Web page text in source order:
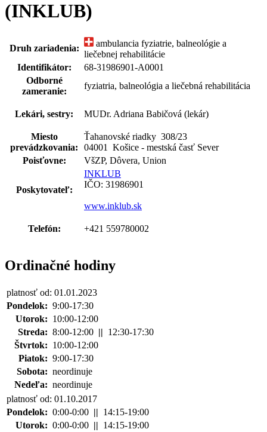
(INKLUB)
Druh zariadenia:
ambulancia fyziatrie, balneológie a
liečebnej rehabilitácie
Identifikátor:
68-31986901-A0001
Odborné
zameranie:
fyziatria, balneológia a liečebná rehabilitácia
Lekári, sestry: MUDr. Adriana Babičová (lekár)
Miesto
prevádzkovania:
Ťahanovské riadky 308/23
04001 Košice - mestská časť Sever
Poisťovne:
VšZP, Dôvera, Union
Poskytovateľ:
INKLUB
IČO: 31986901
www.inklub.sk
Telefón: +421 559780002
Ordinačné hodiny
platnosť od: 01.01.2023
Pondelok: 9:00-17:30
Utorok: 10:00-12:00
Streda: 8:00-12:00 || 12:30-17:30
Štvrtok: 10:00-12:00
Piatok: 9:00-17:30
Sobota: neordinuje
Nedeľa: neordinuje
platnosť od: 01.10.2017
Pondelok: 0:00-0:00 || 14:15-19:00
Utorok: 0:00-0:00 || 14:15-19:00